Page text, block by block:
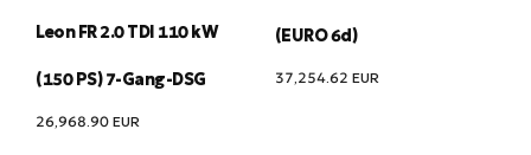
Leon FR 2.0 TDI 110 kW
(150 PS) 7-Gang-DSG
26,968.90 EUR
(EURO 6d)
37,254.62 EUR